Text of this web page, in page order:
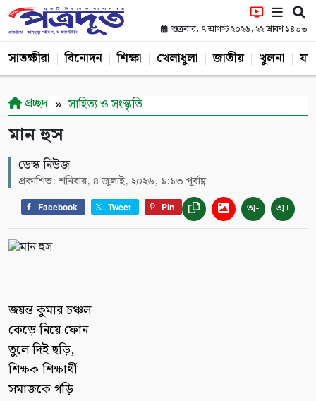
শুক্রবার, ৭ আগস্ট ২০২৬, ২২ শ্রাবণ ১৪৩৩
সাতক্ষীরা বিনোদন শিক্ষা খেলাধুলা জাতীয় খুলনা
প্রচ্ছদ সাহিত্য ও সংস্কৃতি
মান হুস
ডেস্ক নিউজ
প্রকাশিত: শনিবার, ৪ জুলাই, ২০২৬, ১:১৩ পূর্বাহ্ণ
Facebook Tweet Pin অ- অ+
জয়ন্ত কুমার চঞ্চল
কেড়ে নিয়ে ফোন
তুলে দিই ছড়ি,
শিক্ষক শিক্ষার্থী
সমাজকে গড়ি।